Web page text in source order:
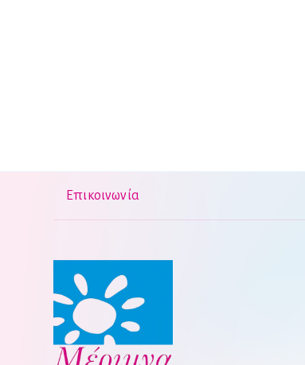
Επικοινωνία